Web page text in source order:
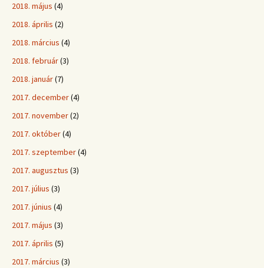
2018. május (4)
2018. április (2)
2018. március (4)
2018. február(3)
2018. január(7)
2017. december(4)
2017. november(2)
2017. október(4)
2017. szeptember(4)
2017. augusztus (3)
2017. július (3)
2017. június (4)
2017. május (3)
2017. április (5)
2017. március (3)